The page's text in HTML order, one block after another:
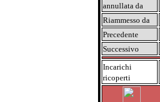
annullata da
Riammesso da
Precedente
Successivo
Incarichi
ricoperti